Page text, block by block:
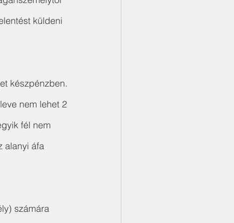
küldeni
készpénzben.
nem lehet 2
fél nem
alanyi áfa
számára